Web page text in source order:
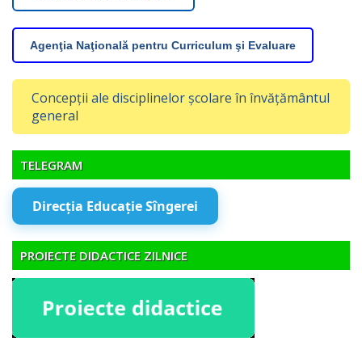
Agenţia Naţională pentru Curriculum şi Evaluare
Concepții ale disciplinelor școlare în învățământul
general
TELEGRAM
Direcția Educație Sîngerei
PROIECTE DIDACTICE ZILNICE